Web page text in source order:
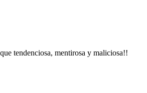
tendenciosa, mentirosa y maliciosa!!